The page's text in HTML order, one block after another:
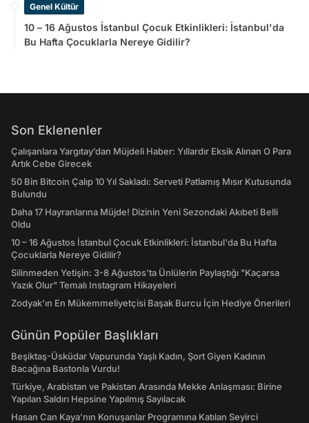
Genel Kültür
10 – 16 Ağustos İstanbul Çocuk Etkinlikleri: İstanbul'da
Bu Hafta Çocuklarla Nereye Gidilir?
Son Eklenenler
Çalışanlara Yargıtay’dan Müjdeli Haber: Yıllardır Eksik Alınan O Para
Artık Cebe Girecek
50 Bin Bitcoin Çalıp 10 Yıl Sakladı: Serveti Patlamış Mısır Kutusunda
Bulundu
Daha 17 Hayranlarına Müjde! Dizinin Yeni Sezondaki Akıbeti Belli
Oldu
10 – 16 Ağustos İstanbul Çocuk Etkinlikleri: İstanbul'da Bu Hafta
Çocuklarla Nereye Gidilir?
Silinmeden Yetişin: 3-8 Ağustos'ta Ünlülerin Paylaştığı "Kaçarsa
Yazık Olur" Temalı Instagram Hikayeleri
Zodyak'ın En Mükemmeliyetçisi Başak Burcu İçin Hediye Önerileri
Günün Popüler Başlıkları
Beşiktaş-Üsküdar Vapurunda Yaşlı Kadın, Şort Giyen Kadının
Bacağına Bastonla Vurdu!
Türkiye, Arabistan ve Pakistan Arasında Mekke Anlaşması: Birine
Yapılan Saldırı Hepsine Yapılmış Sayılacak
Hasan Can Kaya’nın Konuşanlar Programına Katılan Seyirci